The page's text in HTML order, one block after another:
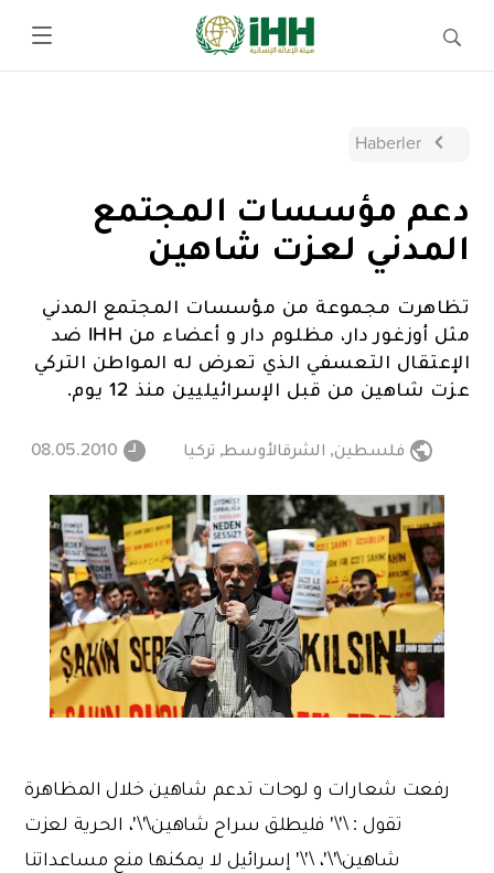
Haberler
دعم مؤسسات المجتمع
المدني لعزت شاهين
تظاهرت مجموعة من مؤسسات المجتمع المدني
مثل أوزغور دار، مظلوم دار و أعضاء من IHH ضد
الإعتقال التعسفي الذي تعرض له المواطن التركي
عزت شاهين من قبل الإسرائيليين منذ 12 يوم.
فلسطين, الشرقالأوسط, تركيا 08.05.2010
رفعت شعارات و لوحات تدعم شاهين خلال المظاهرة
تقول : \'\' فليطلق سراح شاهين\'\'، الحرية لعزت
شاهين\'\'، \'\' إسرائيل لا يمكنها منع مساعداتنا